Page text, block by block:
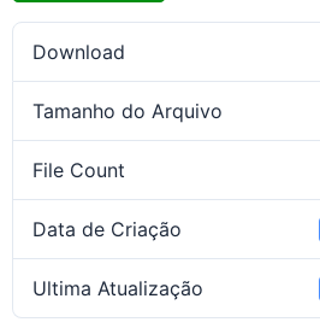
Download
Tamanho do Arquivo
File Count
Data de Criação
Ultima Atualização